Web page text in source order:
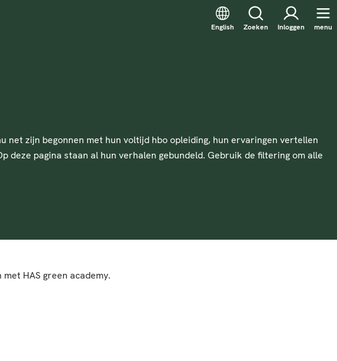
English Zoeken Inloggen menu
net zijn begonnen met hun voltijd hbo opleiding, hun ervaringen vertellen
deze pagina staan al hun verhalen gebundeld. Gebruik de filtering om alle
HAS green academy.